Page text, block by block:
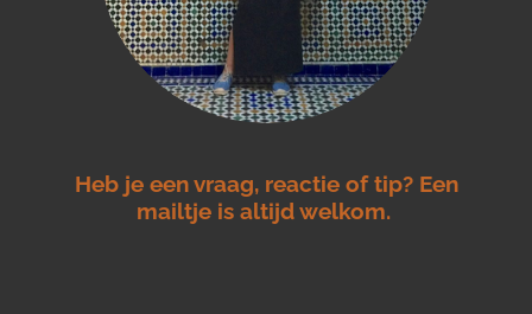
Heb je een vraag, reactie of tip? Een
mailtje is altijd welkom.